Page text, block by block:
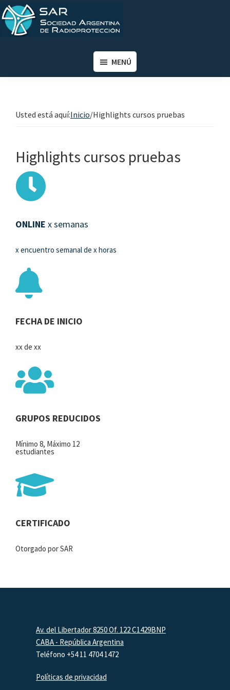
Saltar
al
contenido
Saltar
al
de
MENÚ
Usted está aquí:Inicio/Highlights cursos pruebas
Highlights cursos pruebas
ONLINE x semanas
x encuentro semanal de x horas
FECHA DE INICIO
xx de xx
GRUPOS REDUCIDOS
Mínimo 8, Máximo 12
estudiantes
CERTIFICADO
Otorgado por SAR
FooterAv. del Libertador 8250 Of. 122 C1429BNP
CABA - República Argentina
Teléfono +54 11 4704 1472
Políticas de privacidad